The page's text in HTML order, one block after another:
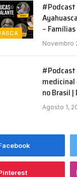
–
Novembro
#Podcast
no Brasil
Agosto 1,